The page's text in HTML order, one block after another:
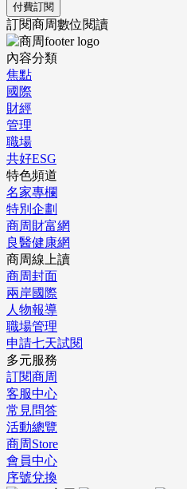
付費訂閱
訂閱商周數位閱讀
內容分類
焦點
國際
財經
管理
職場
共好ESG
特色頻道
名家專欄
特別企劃
商周財富網
良醫健康網
商周線上讀
商周封面
兩岸國際
人物報導
職場管理
申請七天試閱
多元服務
訂閱商周
客服中心
常見問答
活動總覽
商周Store
會員中心
序號兌換